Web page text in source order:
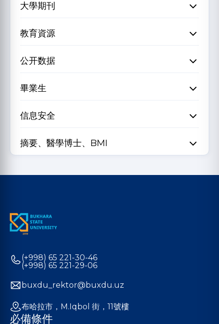
大學期刊
教育資源
公开数据
畢業生
信息安全
摘要、醫學博士、BMI
(+998) 65 221-30-46
(+998) 65 221-29-06
buxdu_rektor@buxdu.uz
布哈拉市，M.Iqbol 街，11號樓
必備條件